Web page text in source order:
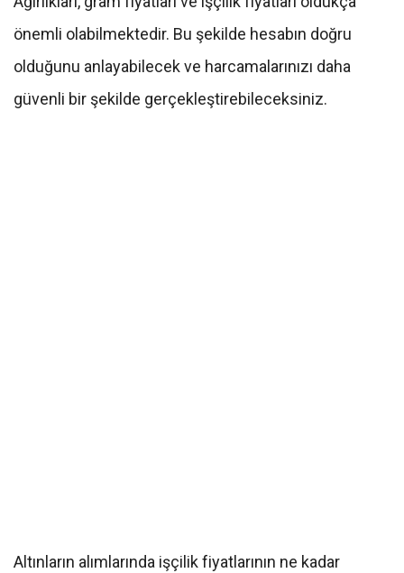
önemli olabilmektedir. Bu şekilde hesabın doğru
olduğunu anlayabilecek ve harcamalarınızı daha
güvenli bir şekilde gerçekleştirebileceksiniz.
Altınların alımlarında işçilik fiyatlarının ne kadar